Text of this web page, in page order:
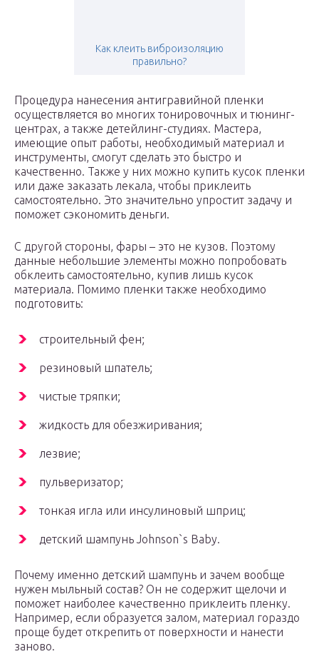
Как клеить виброизоляцию
правильно?
Процедура нанесения антигравийной пленки
осуществляется во многих тонировочных и тюнинг-
центрах, а также детейлинг-студиях. Мастера,
имеющие опыт работы, необходимый материал и
инструменты, смогут сделать это быстро и
качественно. Также у них можно купить кусок пленки
или даже заказать лекала, чтобы приклеить
самостоятельно. Это значительно упростит задачу и
поможет сэкономить деньги.
С другой стороны, фары – это не кузов. Поэтому
данные небольшие элементы можно попробовать
обклеить самостоятельно, купив лишь кусок
материала. Помимо пленки также необходимо
подготовить:
строительный фен;
резиновый шпатель;
чистые тряпки;
жидкость для обезжиривания;
лезвие;
пульверизатор;
тонкая игла или инсулиновый шприц;
детский шампунь Johnson`s Baby.
Почему именно детский шампунь и зачем вообще
нужен мыльный состав? Он не содержит щелочи и
поможет наиболее качественно приклеить пленку.
Например, если образуется залом, материал гораздо
проще будет открепить от поверхности и нанести
заново.